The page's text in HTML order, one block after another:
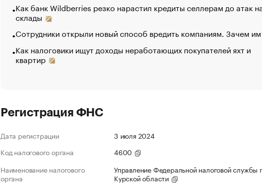
Как банк Wildberries резко нарастил кредиты селлерам до атак
склады
Сотрудники открыли новый способ вредить компаниям. Зачем
Как налоговики ищут доходы неработающих покупателей яхт и
квартир
Регистрация ФНС
Дата регистрации
3 июля 2024
Код налогового органа
4600
Наименование налогового
органа
Управление Федеральной налоговой службы
Курской области